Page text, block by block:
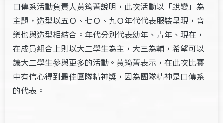
口傳系活動負責人黃筠菁說明，此次活動以「蛻變」為
主題，造型以五Ｏ、七Ｏ、九Ｏ年代代表服裝呈現，音
樂也與造型相結合。年代分別代表幼年、青年、現在，
在成員組合上則以大二學生為主，大三為輔，希望可以
讓大二學生參與更多的活動。黃筠菁表示，在此次比賽
中有信心得到最佳團隊精神獎，因為團隊精神是口傳系
的代表。